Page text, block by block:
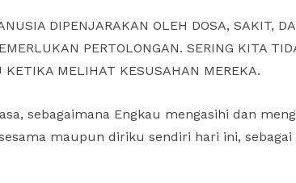
DIPENJARAKAN OLEH DOSA, SAKIT,
PERTOLONGAN. SERING KITA
KETIKA MELIHAT KESUSAHAN MEREKA.
sebagaimana Engkau mengasihi dan
maupun diriku sendiri hari ini,